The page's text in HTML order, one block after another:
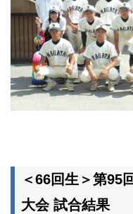
＜66回生＞第95
大会 試合結果